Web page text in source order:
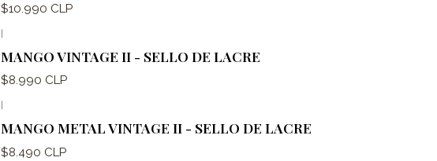
$10.990 CLP
|
MANGO VINTAGE II - SELLO DE LACRE
$8.990 CLP
MANGO METAL VINTAGE II - SELLO DE LACRE
$8.490 CLP